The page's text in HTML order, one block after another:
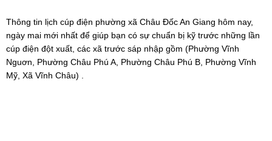
Thông tin lịch cúp điện phường xã Châu Đốc An Giang hôm nay,
ngày mai mới nhất để giúp bạn có sự chuẩn bị kỹ trước những lần
cúp điện đột xuất, các xã trước sáp nhập gồm (Phường Vĩnh
Nguơn, Phường Châu Phú A, Phường Châu Phú B, Phường Vĩnh
Mỹ, Xã Vĩnh Châu) .